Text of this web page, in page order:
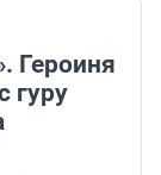
Героиня
гуру